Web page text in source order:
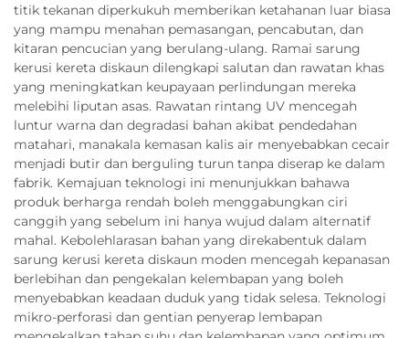
titik tekanan diperkukuh memberikan ketahanan luar biasa
yang mampu menahan pemasangan, pencabutan, dan
kitaran pencucian yang berulang-ulang. Ramai sarung
kerusi kereta diskaun dilengkapi salutan dan rawatan khas
yang meningkatkan keupayaan perlindungan mereka
melebihi liputan asas. Rawatan rintang UV mencegah
luntur warna dan degradasi bahan akibat pendedahan
matahari, manakala kemasan kalis air menyebabkan cecair
menjadi butir dan berguling turun tanpa diserap ke dalam
fabrik. Kemajuan teknologi ini menunjukkan bahawa
produk berharga rendah boleh menggabungkan ciri
canggih yang sebelum ini hanya wujud dalam alternatif
mahal. Kebolehlarasan bahan yang direkabentuk dalam
sarung kerusi kereta diskaun moden mencegah kepanasan
berlebihan dan pengekalan kelembapan yang boleh
menyebabkan keadaan duduk yang tidak selesa. Teknologi
mikro-perforasi dan gentian penyerap lembapan